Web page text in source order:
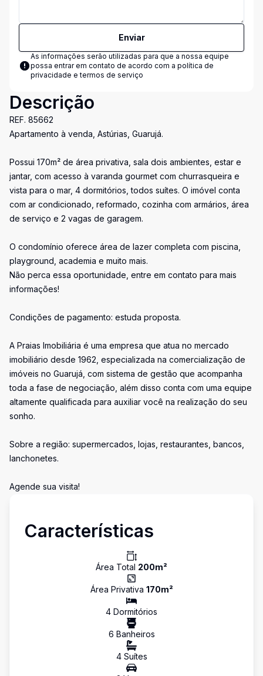
Enviar
As informações serão utilizadas para que a nossa equipe
possa entrar em contato de acordo com a política de
privacidade e termos de serviço
Descrição
REF. 85662
Apartamento à venda, Astúrias, Guarujá.
Possui 170m² de área privativa, sala dois ambientes, estar e
jantar, com acesso à varanda gourmet com churrasqueira e
vista para o mar, 4 dormitórios, todos suítes. O imóvel conta
com ar condicionado, reformado, cozinha com armários, área
de serviço e 2 vagas de garagem.
O condomínio oferece área de lazer completa com piscina,
playground, academia e muito mais.
Não perca essa oportunidade, entre em contato para mais
informações!
Condições de pagamento: estuda proposta.
A Praias Imobiliária é uma empresa que atua no mercado
imobiliário desde 1962, especializada na comercialização de
imóveis no Guarujá, com sistema de gestão que acompanha
toda a fase de negociação, além disso conta com uma equipe
altamente qualificada para auxiliar você na realização do seu
sonho.
Sobre a região: supermercados, lojas, restaurantes, bancos,
lanchonetes.
Agende sua visita!
Características
Área Total 200m²
Área Privativa 170m²
4 Dormitórios
6 Banheiros
4Suítes